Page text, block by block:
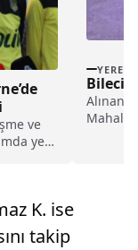
ve
yer
YEREL
Alınan
K. ise
takip